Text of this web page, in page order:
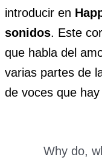
introducir en
sonidos. Este
que habla del
varias partes de
de voces que
Why do,